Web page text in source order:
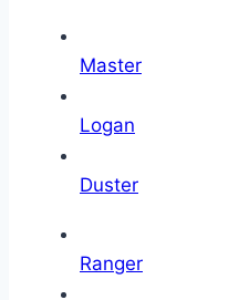
Master
Logan
Duster
Ranger